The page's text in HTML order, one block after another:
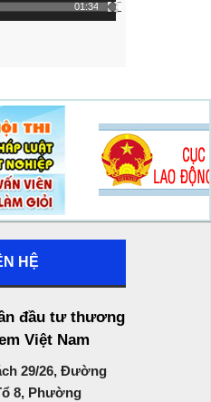
01:34
HỆ
đầu tư thương
Việt Nam
29/26, Đường
8, Phường